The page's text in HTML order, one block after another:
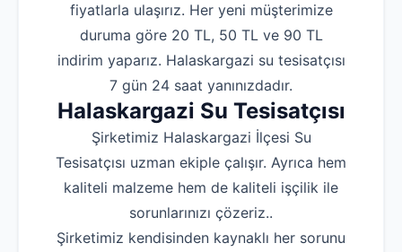
fiyatlarla ulaşırız. Her yeni müşterimize
duruma göre 20 TL, 50 TL ve 90 TL
indirim yaparız. Halaskargazi su tesisatçısı
7 gün 24 saat yanınızdadır.
Halaskargazi Su Tesisatçısı
Şirketimiz Halaskargazi İlçesi Su
Tesisatçısı uzman ekiple çalışır. Ayrıca hem
kaliteli malzeme hem de kaliteli işçilik ile
sorunlarınızı çözeriz..
Şirketimiz kendisinden kaynaklı her sorunu